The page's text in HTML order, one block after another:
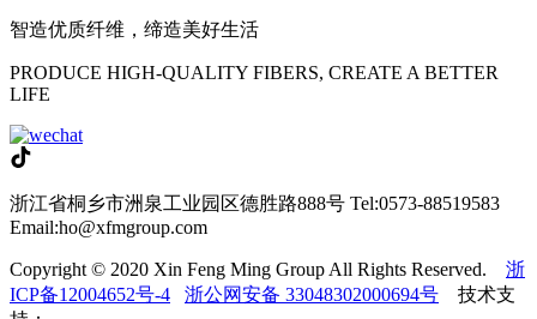
智造优质纤维，缔造美好生活
PRODUCE HIGH-QUALITY FIBERS, CREATE A BETTER
LIFE
浙江省桐乡市洲泉工业园区德胜路888号 Tel:0573-88519583
Email:ho@xfmgroup.com
Copyright © 2020 Xin Feng Ming Group All Rights Reserved. 浙
ICP备12004652号-4
浙公网安备 33048302000694号 技术支